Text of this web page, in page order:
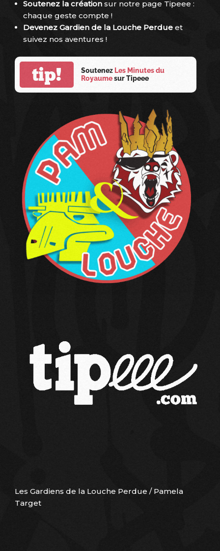
Soutenez la création sur notre page Tipeee :
chaque geste compte !
Devenez Gardien de la Louche Perdue et
suivez nos aventures !
tip! Soutenez Les Minutes du
Royaumesur Tipeee
Les Gardiens de la Louche Perdue / Pamela
Target